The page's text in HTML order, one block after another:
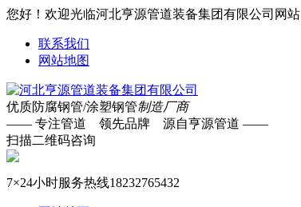
您好！欢迎光临河北亨源管道装备集团有限公司网站
联系我们
网站地图
优质防腐钢管/涂塑钢管制造厂商
—— 专注管道 领先品牌 源自亨源管道 ——
扫描二维码咨询
7×24小时服务热线18232765432